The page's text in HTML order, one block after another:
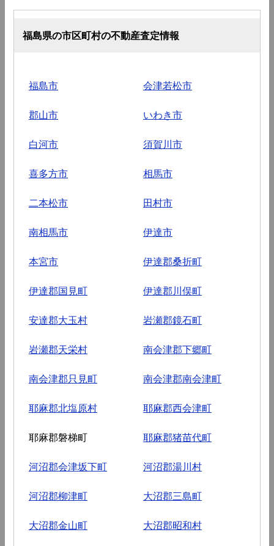
福島県の市区町村の不動産査定情報
福島市 会津若松市
郡山市 いわき市
白河市 須賀川市
喜多方市 相馬市
二本松市 田村市
南相馬市 伊達市
本宮市 伊達郡桑折町
伊達郡国見町 伊達郡川俣町
安達郡大玉村 岩瀬郡鏡石町
岩瀬郡天栄村 南会津郡下郷町
南会津郡只見町 南会津郡南会津町
耶麻郡北塩原村 耶麻郡西会津町
耶麻郡磐梯町 耶麻郡猪苗代町
河沼郡会津坂下町 河沼郡湯川村
河沼郡柳津町 大沼郡三島町
大沼郡金山町 大沼郡昭和村